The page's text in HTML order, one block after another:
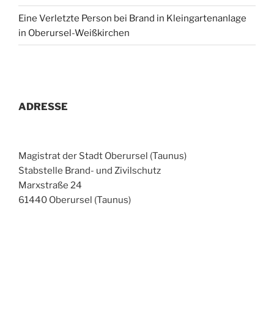
Eine Verletzte Person bei Brand in Kleingartenanlage
in Oberursel-Weißkirchen
ADRESSE
Magistrat der Stadt Oberursel (Taunus)
Stabstelle Brand- und Zivilschutz
Marxstraße 24
61440 Oberursel (Taunus)